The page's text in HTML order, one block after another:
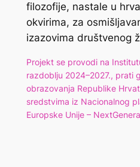
filozofije, nastale u
okvirima, za
izazovima društvenog
Projekt se provodi na
razdoblju 2024–2027., prati
obrazovanja Republike
sredstvima iz Nacionalnog
Europske Unije –